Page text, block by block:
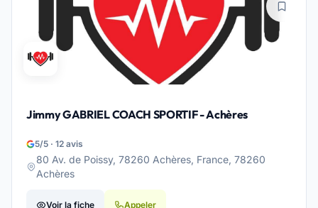
Jimmy GABRIEL COACH SPORTIF - Achères
5/5 · 12 avis
80 Av. de Poissy, 78260 Achères, France, 78260
Achères
Voir la fiche Appeler